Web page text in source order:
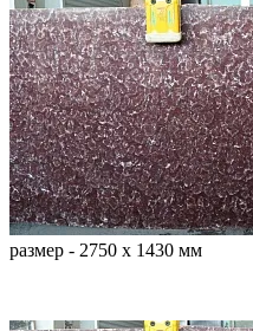
размер - 2750 х 1430 мм